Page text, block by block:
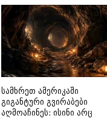
სამხრეთ ამერიკაში
გიგანტური გვირაბები
აღმოაჩინეს: ისინი არც